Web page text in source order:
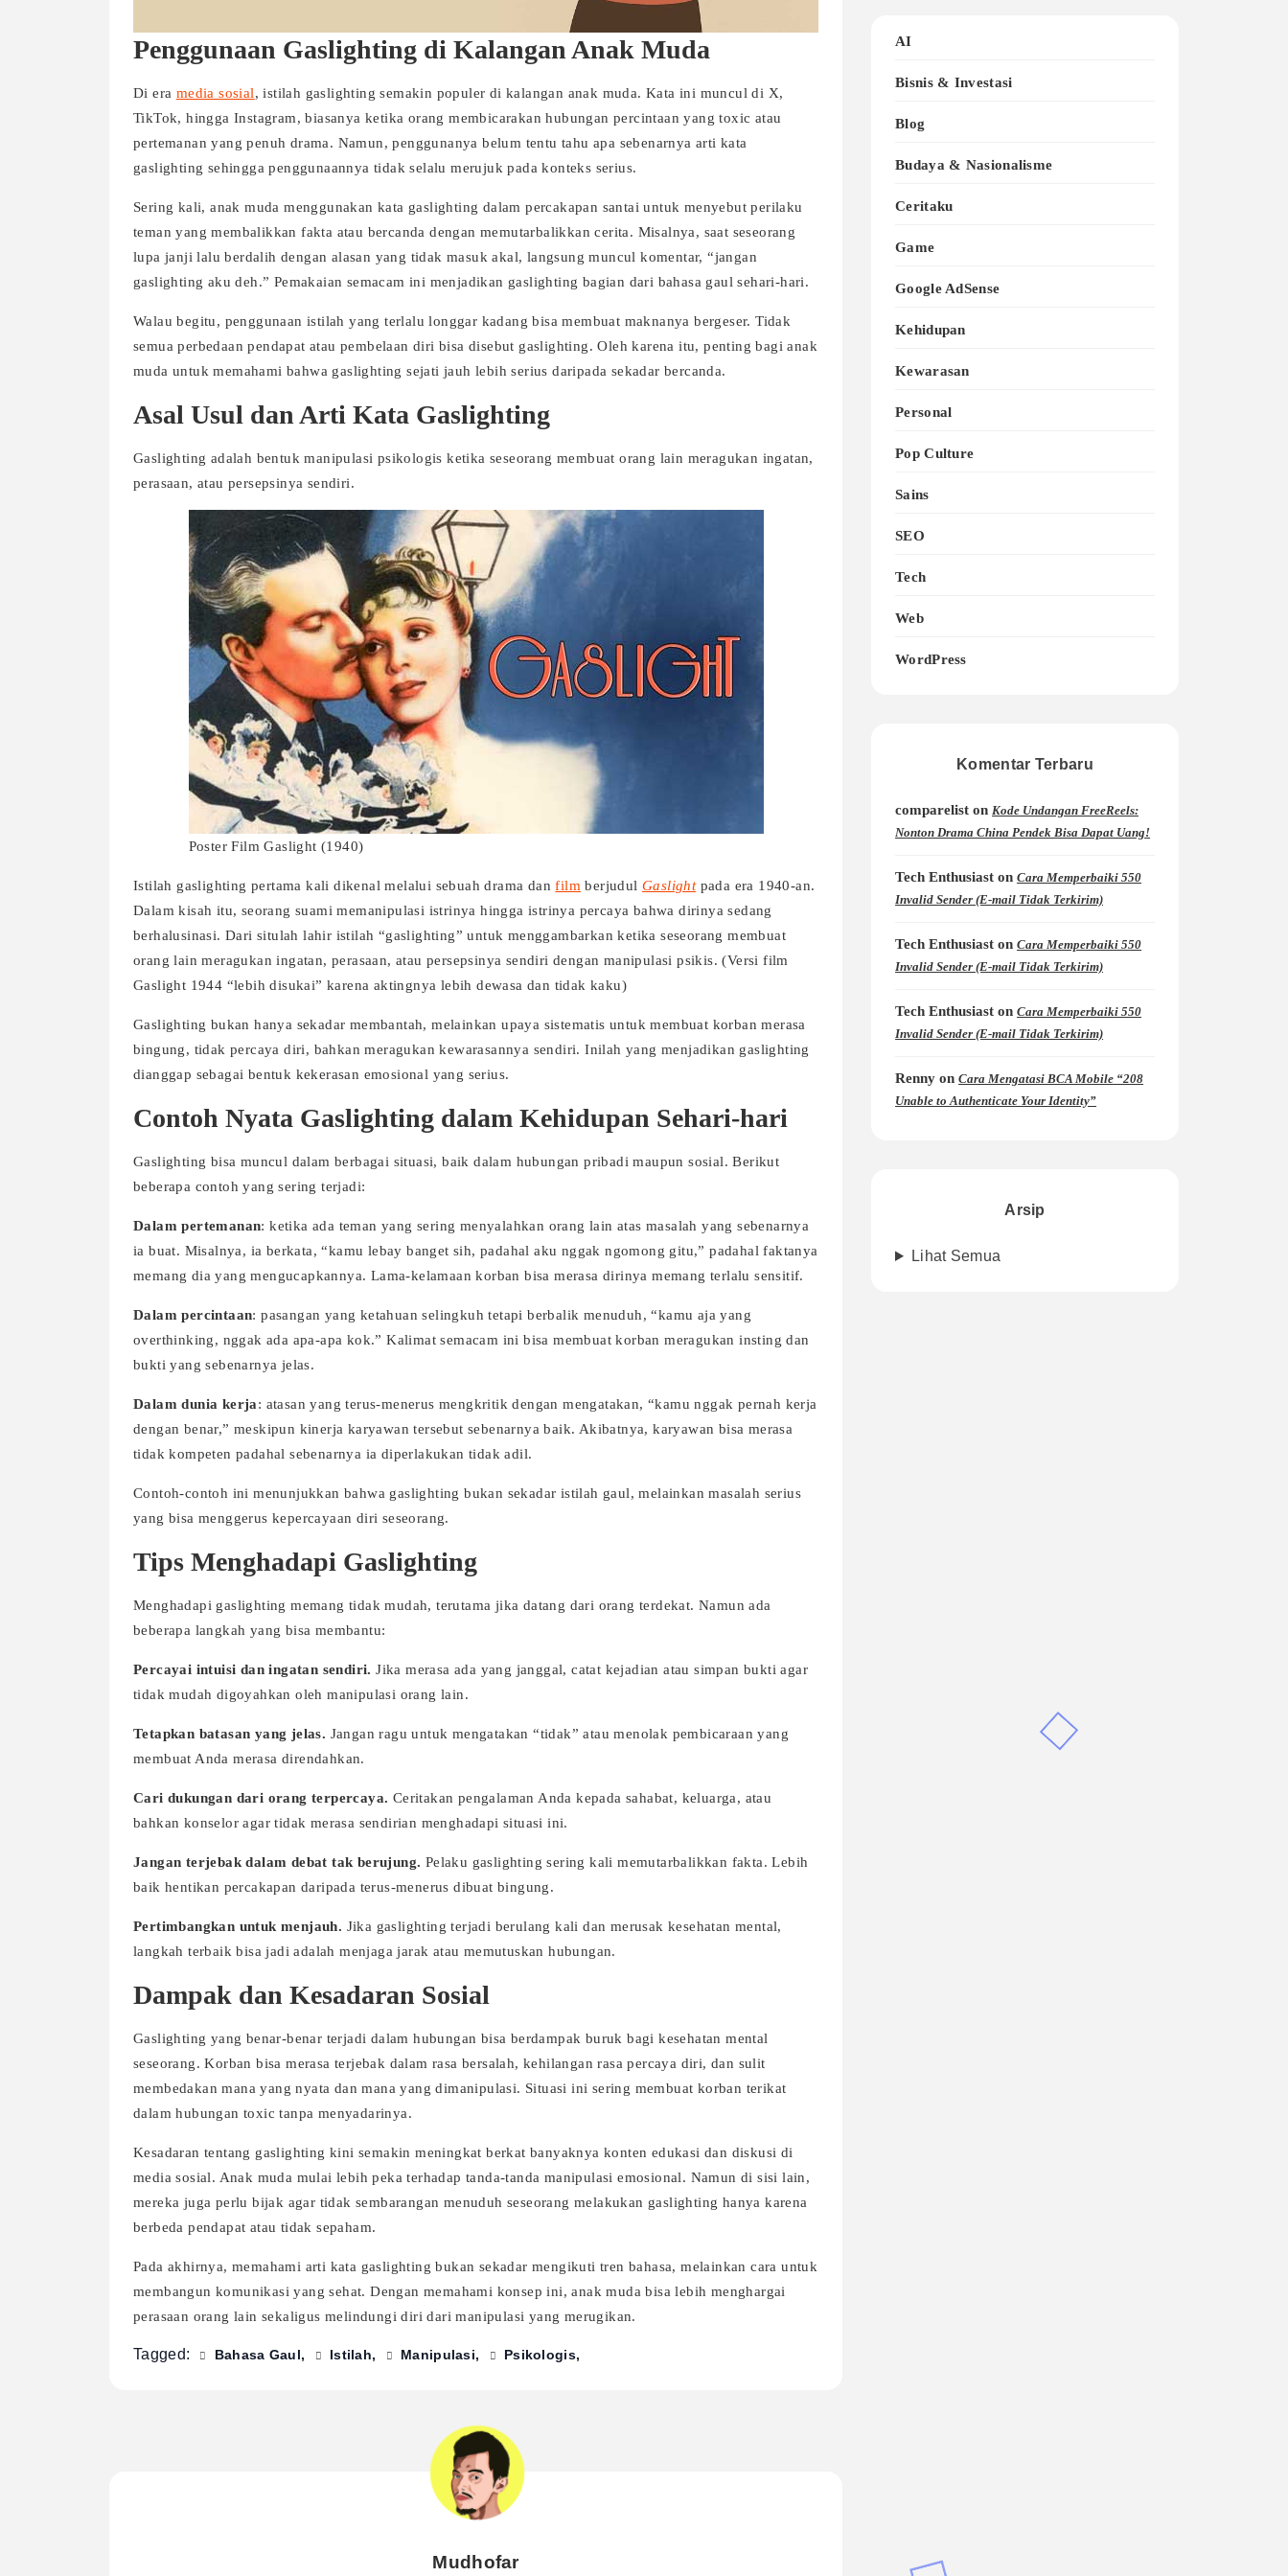
Penggunaan Gaslighting di Kalangan Anak Muda
Di era media sosial, istilah gaslighting semakin populer di kalangan anak muda. Kata ini muncul di X,
TikTok, hingga Instagram, biasanya ketika orang membicarakan hubungan percintaan yang toxic atau
pertemanan yang penuh drama. Namun, penggunanya belum tentu tahu apa sebenarnya arti kata
gaslighting sehingga penggunaannya tidak selalu merujuk pada konteks serius.
Sering kali, anak muda menggunakan kata gaslighting dalam percakapan santai untuk menyebut perilaku
teman yang membalikkan fakta atau bercanda dengan memutarbalikkan cerita. Misalnya, saat seseorang
lupa janji lalu berdalih dengan alasan yang tidak masuk akal, langsung muncul komentar, “jangan
gaslighting aku deh.” Pemakaian semacam ini menjadikan gaslighting bagian dari bahasa gaul sehari-hari.
Walau begitu, penggunaan istilah yang terlalu longgar kadang bisa membuat maknanya bergeser. Tidak
semua perbedaan pendapat atau pembelaan diri bisa disebut gaslighting. Oleh karena itu, penting bagi anak
muda untuk memahami bahwa gaslighting sejati jauh lebih serius daripada sekadar bercanda.
Asal Usul dan Arti Kata Gaslighting
Gaslighting adalah bentuk manipulasi psikologis ketika seseorang membuat orang lain meragukan ingatan,
perasaan, atau persepsinya sendiri.
Poster Film Gaslight (1940)
Istilah gaslighting pertama kali dikenal melalui sebuah drama danfilm berjudulGaslightpada era 1940-an.
Dalam kisah itu, seorang suami memanipulasi istrinya hingga istrinya percaya bahwa dirinya sedang
berhalusinasi. Dari situlah lahir istilah “gaslighting” untuk menggambarkan ketika seseorang membuat
orang lain meragukan ingatan, perasaan, atau persepsinya sendiri dengan manipulasi psikis. (Versi film
Gaslight 1944 “lebih disukai” karena aktingnya lebih dewasa dan tidak kaku)
Gaslighting bukan hanya sekadar membantah, melainkan upaya sistematis untuk membuat korban merasa
bingung, tidak percaya diri, bahkan meragukan kewarasannya sendiri. Inilah yang menjadikan gaslighting
dianggap sebagai bentuk kekerasan emosional yang serius.
Contoh Nyata Gaslighting dalam Kehidupan Sehari-hari
Gaslighting bisa muncul dalam berbagai situasi, baik dalam hubungan pribadi maupun sosial. Berikut
beberapa contoh yang sering terjadi:
Dalam pertemanan: ketika ada teman yang sering menyalahkan orang lain atas masalah yang sebenarnya
ia buat. Misalnya, ia berkata, “kamu lebay banget sih, padahal aku nggak ngomong gitu,” padahal faktanya
memang dia yang mengucapkannya. Lama-kelamaan korban bisa merasa dirinya memang terlalu sensitif.
Dalam percintaan: pasangan yang ketahuan selingkuh tetapi berbalik menuduh, “kamu aja yang
overthinking, nggak ada apa-apa kok.” Kalimat semacam ini bisa membuat korban meragukan insting dan
bukti yang sebenarnya jelas.
Dalam dunia kerja: atasan yang terus-menerus mengkritik dengan mengatakan, “kamu nggak pernah kerja
dengan benar,” meskipun kinerja karyawan tersebut sebenarnya baik. Akibatnya, karyawan bisa merasa
tidak kompeten padahal sebenarnya ia diperlakukan tidak adil.
Contoh-contoh ini menunjukkan bahwa gaslighting bukan sekadar istilah gaul, melainkan masalah serius
yang bisa menggerus kepercayaan diri seseorang.
Tips Menghadapi Gaslighting
Menghadapi gaslighting memang tidak mudah, terutama jika datang dari orang terdekat. Namun ada
beberapa langkah yang bisa membantu:
Percayai intuisi dan ingatan sendiri. Jika merasa ada yang janggal, catat kejadian atau simpan bukti agar
tidak mudah digoyahkan oleh manipulasi orang lain.
Tetapkan batasan yang jelas. Jangan ragu untuk mengatakan “tidak” atau menolak pembicaraan yang
membuat Anda merasa direndahkan.
Cari dukungan dari orang terpercaya. Ceritakan pengalaman Anda kepada sahabat, keluarga, atau
bahkan konselor agar tidak merasa sendirian menghadapi situasi ini.
Jangan terjebak dalam debat tak berujung. Pelaku gaslighting sering kali memutarbalikkan fakta. Lebih
baik hentikan percakapan daripada terus-menerus dibuat bingung.
Pertimbangkan untuk menjauh. Jika gaslighting terjadi berulang kali dan merusak kesehatan mental,
langkah terbaik bisa jadi adalah menjaga jarak atau memutuskan hubungan.
Dampak dan Kesadaran Sosial
Gaslighting yang benar-benar terjadi dalam hubungan bisa berdampak buruk bagi kesehatan mental
seseorang. Korban bisa merasa terjebak dalam rasa bersalah, kehilangan rasa percaya diri, dan sulit
membedakan mana yang nyata dan mana yang dimanipulasi. Situasi ini sering membuat korban terikat
dalam hubungan toxic tanpa menyadarinya.
Kesadaran tentang gaslighting kini semakin meningkat berkat banyaknya konten edukasi dan diskusi di
media sosial. Anak muda mulai lebih peka terhadap tanda-tanda manipulasi emosional. Namun di sisi lain,
mereka juga perlu bijak agar tidak sembarangan menuduh seseorang melakukan gaslighting hanya karena
berbeda pendapat atau tidak sepaham.
Pada akhirnya, memahami arti kata gaslighting bukan sekadar mengikuti tren bahasa, melainkan cara untuk
membangun komunikasi yang sehat. Dengan memahami konsep ini, anak muda bisa lebih menghargai
perasaan orang lain sekaligus melindungi diri dari manipulasi yang merugikan.
Tagged: Bahasa Gaul Istilah Manipulasi Psikologis
Mudhofar
AI
Bisnis & Investasi
Blog
Budaya & Nasionalisme
Ceritaku
Game
Google AdSense
Kehidupan
Kewarasan
Personal
Pop Culture
Sains
SEO
Tech
Web
WordPress
Komentar Terbaru
comparelist on Kode Undangan FreeReels:
Nonton Drama China Pendek Bisa Dapat Uang!
Tech Enthusiast onCara Memperbaiki 550
Invalid Sender (E-mail Tidak Terkirim)
Tech Enthusiast onCara Memperbaiki 550
Invalid Sender (E-mail Tidak Terkirim)
Tech Enthusiast onCara Memperbaiki 550
Invalid Sender (E-mail Tidak Terkirim)
Renny onCara Mengatasi BCA Mobile “208
Unable to Authenticate Your Identity”
Arsip
Lihat Semua